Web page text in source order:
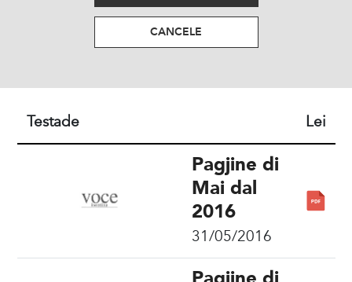
CANCELE
Testade Lei
Pagjine di
Mai dal
2016
31/05/2016